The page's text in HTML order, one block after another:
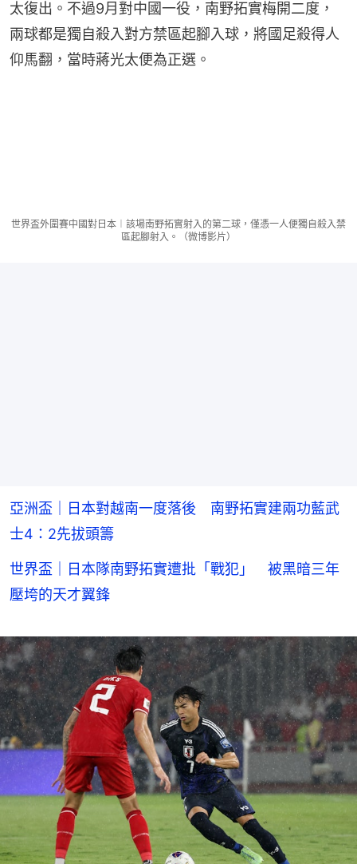
太復出。不過9月對中國一役，南野拓實梅開二度，
兩球都是獨自殺入對方禁區起腳入球，將國足殺得人
仰馬翻，當時蔣光太便為正選。
世界盃外圍賽中國對日本︱該場南野拓實射入的第二球，僅憑一人便獨自殺入禁
區起腳射入。（微博影片）
亞洲盃｜日本對越南一度落後 南野拓實建兩功藍武
士4：2先拔頭籌
世界盃｜日本隊南野拓實遭批「戰犯」 被黑暗三年
壓垮的天才翼鋒